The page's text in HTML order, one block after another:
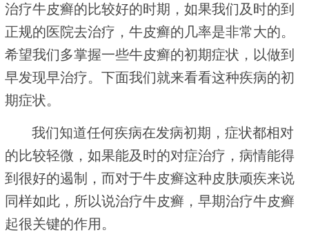
治疗牛皮癣的比较好的时期，如果我们及时的到
正规的医院去治疗，牛皮癣的几率是非常大的。
希望我们多掌握一些牛皮癣的初期症状，以做到
早发现早治疗。下面我们就来看看这种疾病的初
期症状。
我们知道任何疾病在发病初期，症状都相对
的比较轻微，如果能及时的对症治疗，病情能得
到很好的遏制，而对于牛皮癣这种皮肤顽疾来说
同样如此，所以说治疗牛皮癣，早期治疗牛皮癣
起很关键的作用。